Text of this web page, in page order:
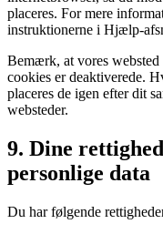
placeres. For mere
instruktionerne i Hjælp-
Bemærk, at vores
cookies er deaktiverede.
placeres de igen efter dit
websteder.
9. Dine
personlige data
Du har følgende